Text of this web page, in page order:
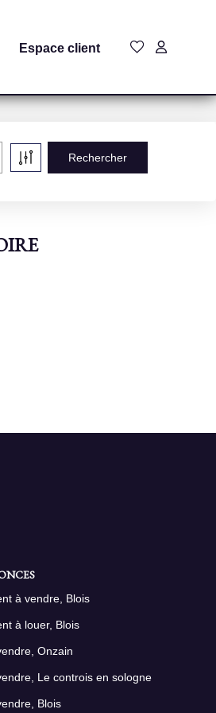
Espace client
à vendre, Blois
à louer, Blois
Onzain
Le controis en sologne
Blois